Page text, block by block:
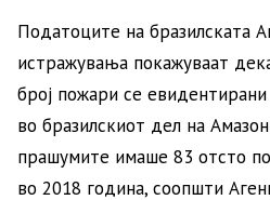
Податоците на бразилската
истражувања покажуваат
број пожари се
во бразилскиот дел на
прашумите имаше 83 отсто
во 2018 година, соопшти